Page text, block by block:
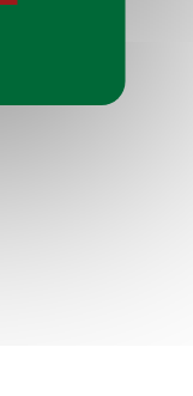
de 9h à 12h
(sauf samedi)